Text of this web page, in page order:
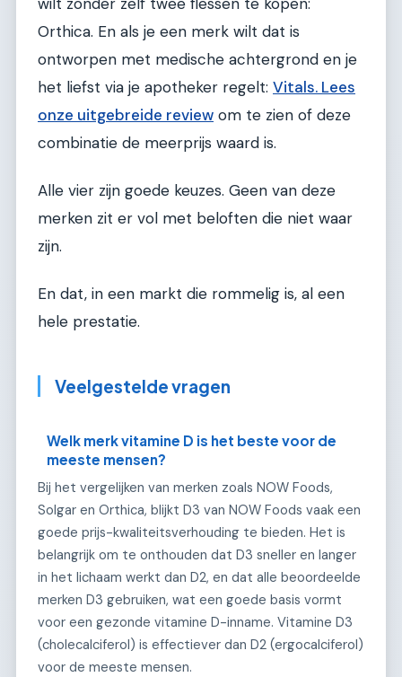
Orthica. En als je een merk wilt dat is
ontworpen met medische achtergrond en je
het liefst via je apotheker regelt: Vitals. Lees
onze uitgebreide review om te zien of deze
combinatie de meerprijs waard is.
Alle vier zijn goede keuzes. Geen van deze
merken zit er vol met beloften die niet waar
zijn.
En dat, in een markt die rommelig is, al een
hele prestatie.
Veelgestelde vragen
Welk merk vitamine D is het beste voor de
meeste mensen?
Bij het vergelijken van merken zoals NOW Foods,
Solgar en Orthica, blijkt D3 van NOW Foods vaak een
goede prijs-kwaliteitsverhouding te bieden. Het is
belangrijk om te onthouden dat D3 sneller en langer
in het lichaam werkt dan D2, en dat alle beoordeelde
merken D3 gebruiken, wat een goede basis vormt
voor een gezonde vitamine D-inname. Vitamine D3
(cholecalciferol) is effectiever dan D2 (ergocalciferol)
voor de meeste mensen.